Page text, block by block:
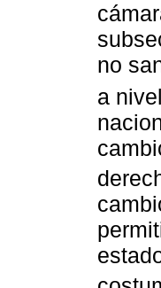
no
a